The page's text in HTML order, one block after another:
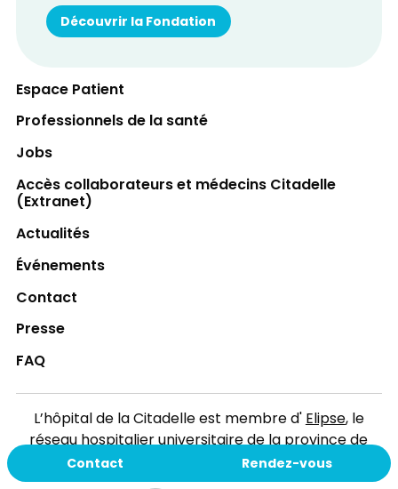
Contact Rendez-vous
Découvrir la Fondation
Espace Patient
Professionnels de la santé
Jobs
Accès collaborateurs et médecins Citadelle
(Extranet)
Actualités
Événements
Contact
Presse
FAQ
L’hôpital de la Citadelle est membre d'Elipse, le
réseau hospitalier universitaire de la province de